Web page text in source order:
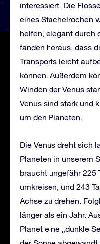
interessiert. Die
eines Stachelrochen
helfen, elegant durch
fanden heraus, dass
Transports leicht
können. Außerdem
Winden der Venus
Venus sind stark und
um den Planeten.
Die Venus dreht sich
Planeten in unserem
braucht ungefähr 225
umkreisen, und 243
Achse zu drehen.
länger als ein Jahr.
Planet eine „dunkle